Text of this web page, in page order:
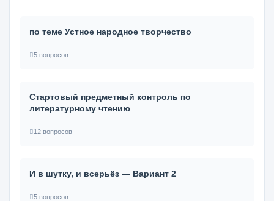
по теме Устное народное творчество
5 вопросов
Стартовый предметный контроль по
литературному чтению
12 вопросов
И в шутку, и всерьёз — Вариант 2
5 вопросов